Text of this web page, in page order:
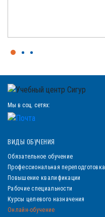
Мы в соц. сетях:
ВИДЫ ОБУЧЕНИЯ
Обязательное обучение
Профессиональная переподготовка
Повышение квалификации
Рабочие специальности
Курсы целевого назначения
Онлайн-обучение